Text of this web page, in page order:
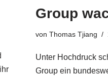
Group
von Thomas Tjiang
Unter Hochdruck
Group ein